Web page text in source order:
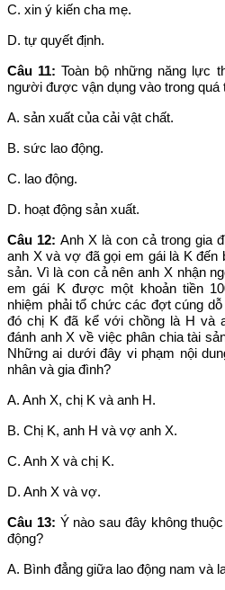
C. xin ý kiến cha mẹ.
D. tự quyết định.
Câu 11: Toàn bộ những năng lực
người được vận dụng vào trong quá
A. sản xuất của cải vật chất.
B. sức lao động.
C. lao động.
D. hoạt động sản xuất.
Câu 12: Anh X là con cả trong gia
anh X và vợ đã gọi em gái là K đến
sản. Vì là con cả nên anh X nhận
em gái K được một khoản tiền
nhiệm phải tổ chức các đợt cúng
đó chị K đã kể với chồng là H và
đánh anh X về việc phân chia tài
Những ai dưới đây vi phạm nội
nhân và gia đình?
A. Anh X, chị K và anh H.
B. Chị K, anh H và vợ anh X.
C. Anh X và chị K.
D. Anh X và vợ.
Câu 13: Ý nào sau đây không
động?
A. Bình đẳng giữa lao động nam và